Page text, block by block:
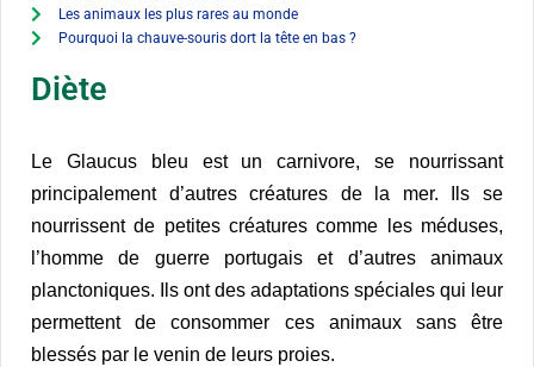
Les animaux les plus rares au monde
Pourquoi la chauve-souris dort la tête en bas ?
Diète
Le Glaucus bleu est un carnivore, se nourrissant
principalement d’autres créatures de la mer. Ils se
nourrissent de petites créatures comme les méduses,
l’homme de guerre portugais et d’autres animaux
planctoniques. Ils ont des adaptations spéciales qui leur
permettent de consommer ces animaux sans être
blessés par le venin de leurs proies.